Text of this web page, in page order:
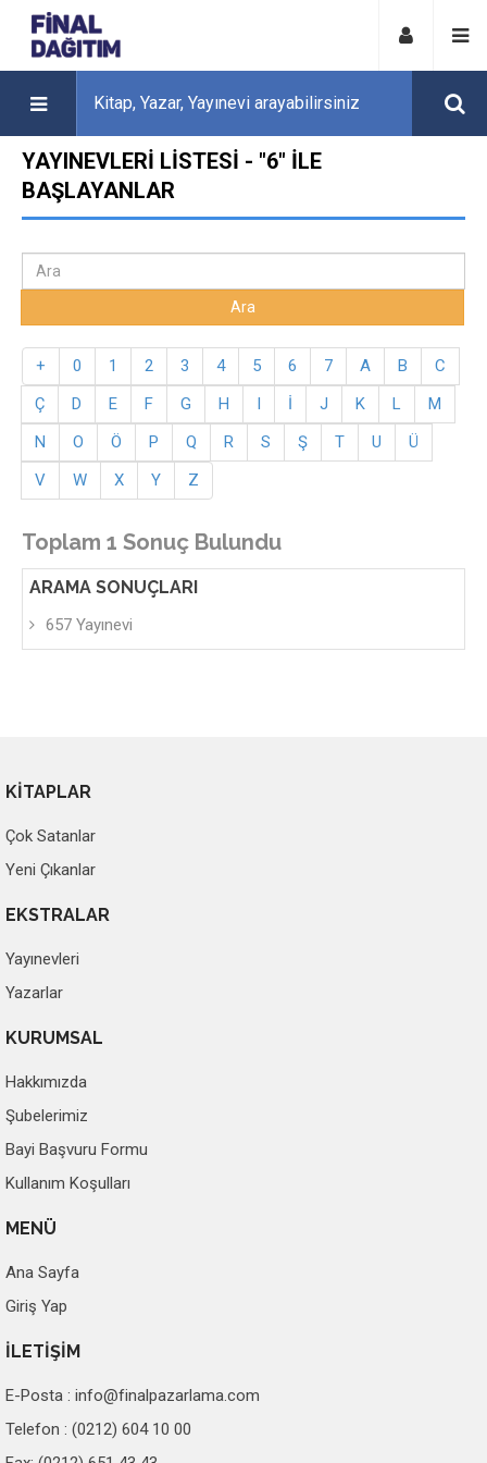
YAYINEVLERI LISTESI - "6" ILE
BAŞLAYANLAR
+ 0 1 2 3 4 5 6 7 A B
C
Ç
D E F G H I İ J K L
M
N
O Ö P Q R S Ş T U
Ü
V
W X Y Z
Toplam 1 Sonuç Bulundu
ARAMA SONUÇLARI
657 Yayınevi
KİTAPLAR
Çok Satanlar
Yeni Çıkanlar
EKSTRALAR
Yayınevleri
Yazarlar
KURUMSAL
Hakkımızda
Şubelerimiz
Bayi Başvuru Formu
Kullanım Koşulları
MENÜ
Ana Sayfa
Giriş Yap
İLETİŞİM
E-Posta : info@finalpazarlama.com
Telefon : (0212) 604 10 00